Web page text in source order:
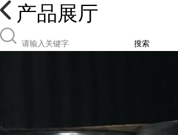
产品展厅
搜索